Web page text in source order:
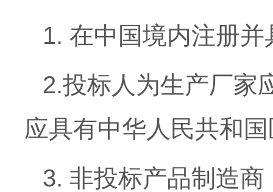
1. 在中国境内注册
2.投标人为生产厂家
应具有中华人民共和
3. 非投标产品制造商